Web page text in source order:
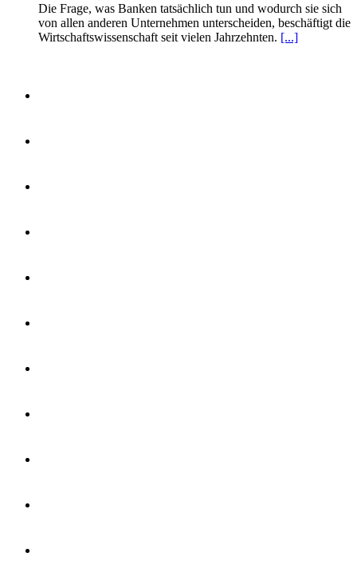
Die Frage, was Banken tatsächlich tun und wodurch sie sich
von allen anderen Unternehmen unterscheiden, beschäftigt die
Wirtschaftswissenschaft seit vielen Jahrzehnten. [...]